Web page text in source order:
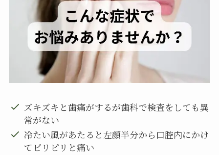
ズキズキと歯痛がするが歯科で検査をしても異
常がない
冷たい風があたると左顔半分から口腔内にかけ
てピリピリと痛い